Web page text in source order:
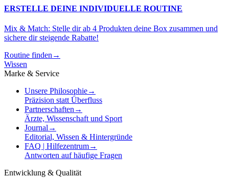
ERSTELLE DEINE INDIVIDUELLE ROUTINE
Mix & Match: Stelle dir ab 4 Produkten deine Box zusammen und
sichere dir steigende Rabatte!
Routine finden→
Wissen
Marke & Service
Unsere Philosophie→
Präzision statt Überfluss
Partnerschaften→
Ärzte, Wissenschaft und Sport
Journal→
Editorial, Wissen & Hintergründe
FAQ | Hilfezentrum→
Antworten auf häufige Fragen
Entwicklung & Qualität